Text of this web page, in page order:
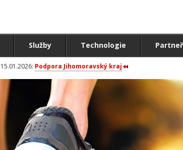
Služby Technologie
15.01.2026: Podpora Jihomoravský kraj